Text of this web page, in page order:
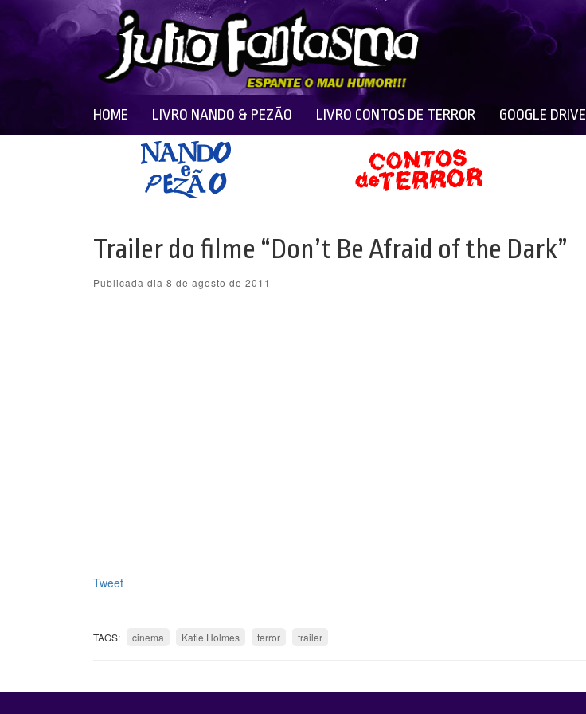
HOME LIVRO NANDO & PEZÃO LIVRO CONTOS DE TERROR GOOGLE DRIVE
Trailer do filme “Don’t Be Afraid of the Dark”
Publicada dia 8 de agosto de 2011
Tweet
TAGS: cinema Katie Holmes terror trailer